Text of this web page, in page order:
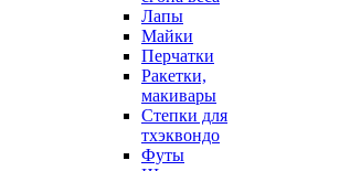
Лапы
Майки
Перчатки
Ракетки,
макивары
Степки для
тхэквондо
Футы